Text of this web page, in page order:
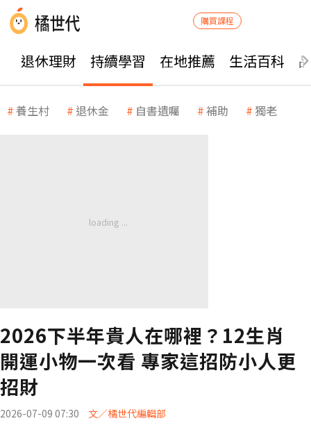
購買課程
退休理財 持續學習 在地推薦 生活百科
養生村 退休金 自書遺囑 補助 獨老
2026下半年貴人在哪裡？12生肖
開運小物一次看 專家這招防小人更
招財
2026-07-09 07:30 文／橘世代編輯部